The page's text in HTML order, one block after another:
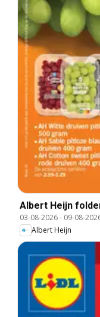
Albert Heijn
03-08-2026- 09-08-
Albert Heijn